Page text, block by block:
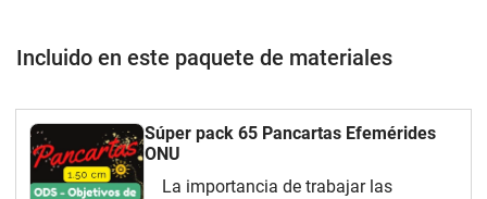
Incluido en este paquete de materiales
Súper pack 65 Pancartas Efemérides
ONU
La importancia de trabajar las